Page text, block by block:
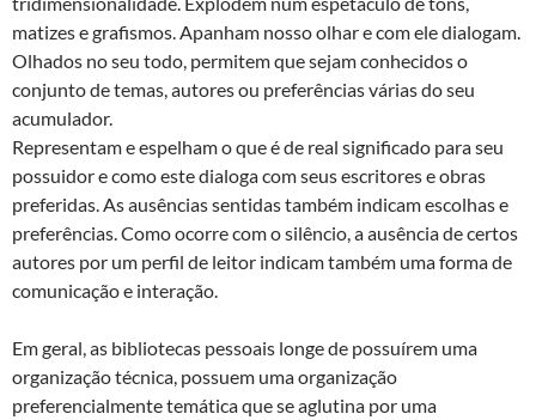
matizes e grafismos. Apanham nosso olhar e com ele dialogam.
Olhados no seu todo, permitem que sejam conhecidos o
conjunto de temas, autores ou preferências várias do seu
acumulador.
Representam e espelham o que é de real significado para seu
possuidor e como este dialoga com seus escritores e obras
preferidas. As ausências sentidas também indicam escolhas e
preferências. Como ocorre com o silêncio, a ausência de certos
autores por um perfil de leitor indicam também uma forma de
comunicação e interação.
Em geral, as bibliotecas pessoais longe de possuírem uma
organização técnica, possuem uma organização
preferencialmente temática que se aglutina por uma